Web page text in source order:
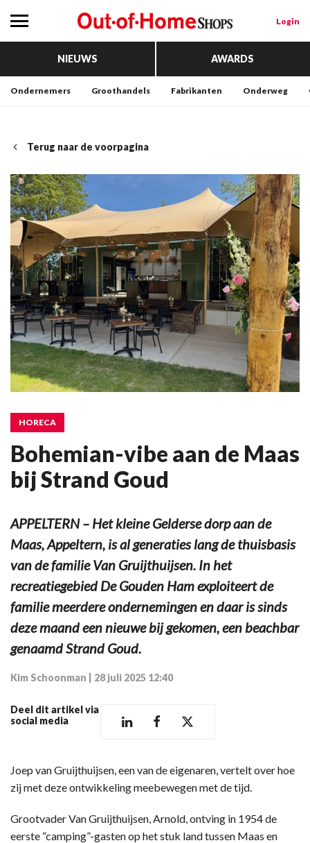
Login
NIEUWS AWARDS
Ondernemers Groothandels Fabrikanten Onderweg
Terug naar de voorpagina
HORECA
Bohemian-vibe aan de Maas
bij Strand Goud
APPELTERN – Het kleine Gelderse dorp aan de
Maas, Appeltern, is al generaties lang de thuisbasis
van de familie Van Gruijthuijsen. In het
recreatiegebied De Gouden Ham exploiteert de
familie meerdere ondernemingen en daar is sinds
deze maand een nieuwe bij gekomen, een beachbar
genaamd Strand Goud.
Kim Schoonman 28 juli 2025 12:40
Deel dit artikel via
social media
Joep van Gruijthuijsen, een van de eigenaren, vertelt over hoe
zij met deze ontwikkeling meebewegen met de tijd.
Grootvader Van Gruijthuijsen, Arnold, ontving in 1954 de
eerste “camping”-gasten op het stuk land tussen Maas en